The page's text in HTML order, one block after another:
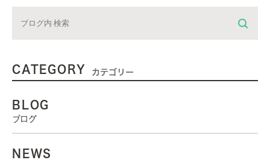
CATEGORY カテゴリー
BLOG
ブログ
NEWS